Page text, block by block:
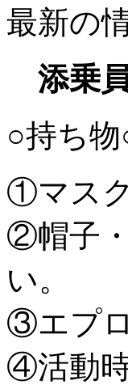
最新の
添乗
○持ち物
①マス
②帽子
い。
③エプ
④活動